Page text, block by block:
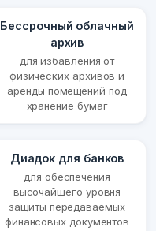
Бессрочный облачный
архив
для избавления от
физических архивов и
аренды помещений под
хранение бумаг
Диадок для банков
для обеспечения
высочайшего уровня
защиты передаваемых
финансовых документов